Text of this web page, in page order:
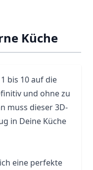
Küche
bis 10 auf die
und ohne zu
muss dieser 3D-
in Deine Küche
eine perfekte